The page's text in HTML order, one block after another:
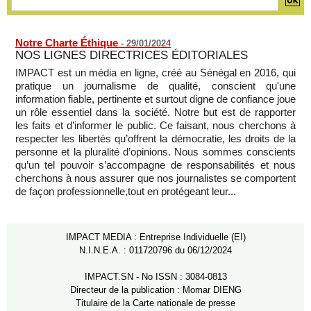
rupture diplomatique » entre les 2 pays
Notre Charte Éthique - 29/01/2024
NOS LIGNES DIRECTRICES ÉDITORIALES
IMPACT est un média en ligne, créé au Sénégal en 2016, qui
pratique un journalisme de qualité, conscient qu'une
information fiable, pertinente et surtout digne de confiance joue
un rôle essentiel dans la société. Notre but est de rapporter
les faits et d’informer le public. Ce faisant, nous cherchons à
respecter les libertés qu’offrent la démocratie, les droits de la
personne et la pluralité d’opinions. Nous sommes conscients
qu’un tel pouvoir s’accompagne de responsabilités et nous
cherchons à nous assurer que nos journalistes se comportent
de façon professionnelle,tout en protégeant leur...
IMPACT MEDIA : Entreprise Individuelle (EI)
N.I.N.E.A. : 011720796 du 06/12/2024
IMPACT.SN - No ISSN : 3084-0813
Directeur de la publication : Momar DIENG
Titulaire de la Carte nationale de presse